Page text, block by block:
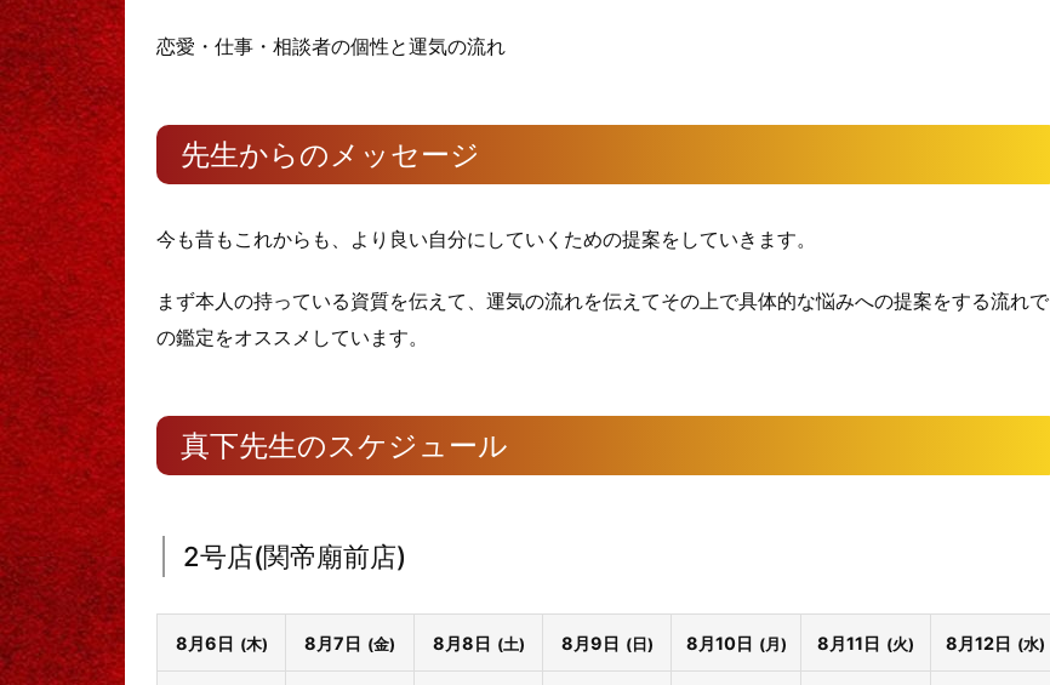
恋愛・仕事・相談者の個性と運気の流れ
先生からのメッセージ
今も昔もこれからも、より良い自分にしていくための提案をしていきます。
まず本人の持っている資質を伝えて、運気の流れを伝えてその上で具体的な悩みへの提案をする流れで
の鑑定をオススメしています。
真下先生のスケジュール
2号店(関帝廟前店)
8月6日 (木) 8月7日 (金) 8月8日 (土) 8月9日 (日) 8月10日 (月) 8月11日 (火) 8月12日 (水)